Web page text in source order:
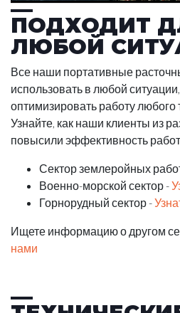
ПОДХОДИТ
ЛЮБОЙ
Все наши портативные
использовать в любой
оптимизировать работу любого
Узнайте, как наши клиенты из
повысили эффективность
Сектор землеройных
Военно-морской сектор -
Горнорудный сектор -
Ищете информацию о другом
нами